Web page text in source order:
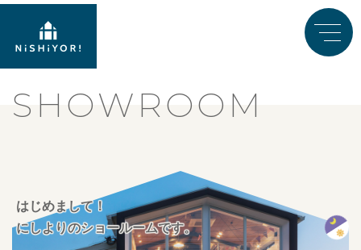
SHOWROOM
はじめまして！
にしよりのショールームです。